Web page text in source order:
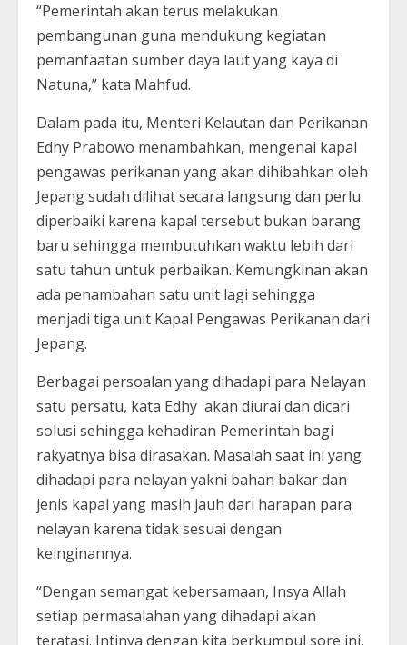
“Pemerintah akan terus melakukan
pembangunan guna mendukung kegiatan
pemanfaatan sumber daya laut yang kaya di
Natuna,” kata Mahfud.
Dalam pada itu, Menteri Kelautan dan Perikanan
Edhy Prabowo menambahkan, mengenai kapal
pengawas perikanan yang akan dihibahkan oleh
Jepang sudah dilihat secara langsung dan perlu
diperbaiki karena kapal tersebut bukan barang
baru sehingga membutuhkan waktu lebih dari
satu tahun untuk perbaikan. Kemungkinan akan
ada penambahan satu unit lagi sehingga
menjadi tiga unit Kapal Pengawas Perikanan dari
Jepang.
Berbagai persoalan yang dihadapi para Nelayan
satu persatu, kata Edhy akan diurai dan dicari
solusi sehingga kehadiran Pemerintah bagi
rakyatnya bisa dirasakan. Masalah saat ini yang
dihadapi para nelayan yakni bahan bakar dan
jenis kapal yang masih jauh dari harapan para
nelayan karena tidak sesuai dengan
keinginannya.
“Dengan semangat kebersamaan, Insya Allah
setiap permasalahan yang dihadapi akan
teratasi. Intinya dengan kita berkumpul sore ini,